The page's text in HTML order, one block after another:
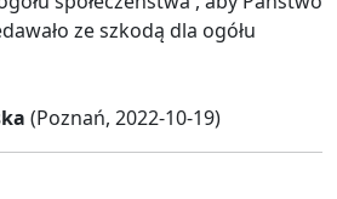
ze szkodą dla ogółu
(Poznań, 2022-10-19)